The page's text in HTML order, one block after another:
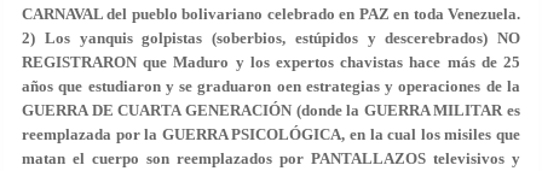
CARNAVAL del pueblo bolivariano celebrado en PAZ en toda Venezuela.
2) Los yanquis golpistas (soberbios, estúpidos y descerebrados) NO
REGISTRARON que Maduro y los expertos chavistas hace más de 25
años que estudiaron y se graduaron oen estrategias y operaciones de la
GUERRA DE CUARTA GENERACIÓN (donde la GUERRA MILITAR es
reemplazada por la GUERRA PSICOLÓGICA, en la cual los misiles que
matan el cuerpo son reemplazados por PANTALLAZOS televisivos y